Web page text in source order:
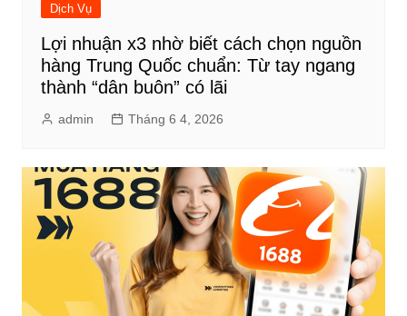
Dịch Vụ
Lợi nhuận x3 nhờ biết cách chọn nguồn
hàng Trung Quốc chuẩn: Từ tay ngang
thành “dân buôn” có lãi
admin Tháng 6 4, 2026